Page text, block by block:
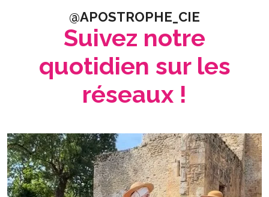
@APOSTROPHE_CIE
Suivez notre
quotidien sur les
réseaux !